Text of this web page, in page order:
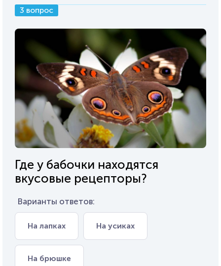
3 вопрос
Где у бабочки находятся
вкусовые рецепторы?
Варианты ответов:
На лапках На усиках
На брюшке